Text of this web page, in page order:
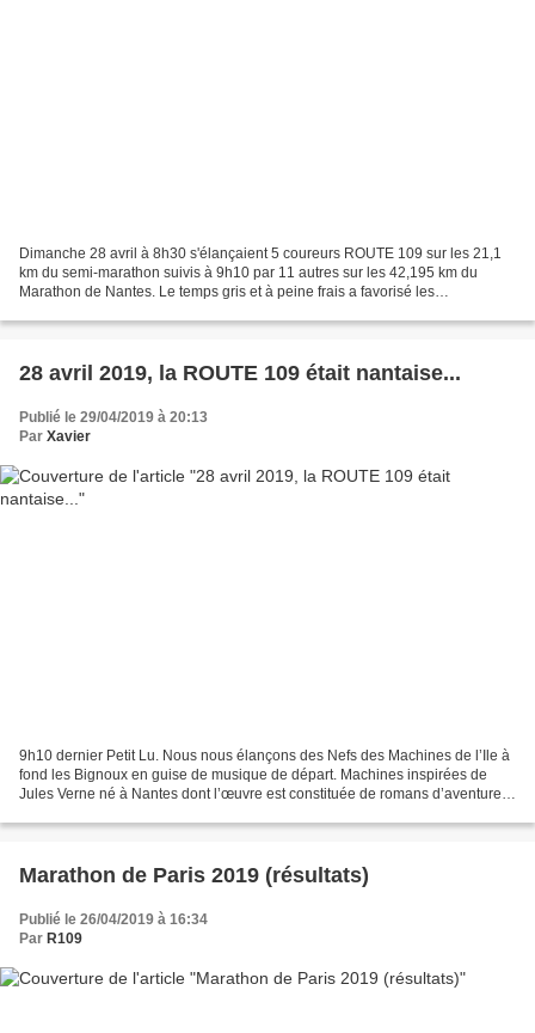
Dimanche 28 avril à 8h30 s'élançaient 5 coureurs ROUTE 109 sur les 21,1
km du semi-marathon suivis à 9h10 par 11 autres sur les 42,195 km du
Marathon de Nantes. Le temps gris et à peine frais a favorisé les
28 avril 2019, la ROUTE 109 était nantaise...
Publié le 29/04/2019 à 20:13
Par Xavier
9h10 dernier Petit Lu. Nous nous élançons des Nefs des Machines de l’Ile à
fond les Bignoux en guise de musique de départ. Machines inspirées de
Jules Verne né à Nantes dont l’œuvre est constituée de romans d’aventure.
Marathon de Paris 2019 (résultats)
Publié le 26/04/2019 à 16:34
Par R109